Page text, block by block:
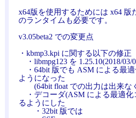
x64版を使用するためには x64 版
のランタイムも必要です。
v3.05beta2 での変更点
・kbmp3.kpi に関する以下の修正
・libmpg123 を 1.25.10(2018/03/
・64bit 版でも ASM による最
ようになった
(64bit float での出力は出来な
・デコーダ(ASM による最適化
るようにした
・32bit 版では